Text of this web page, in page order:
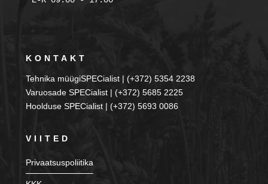
KONTAKT
Tehnika müügiSPECialist | (+372) 5354 2238
Varuosade SPECialist | (+372) 5685 2225
Hoolduse SPECialist | (+372) 5693 0086
VIITED
Privaatsuspoliitika